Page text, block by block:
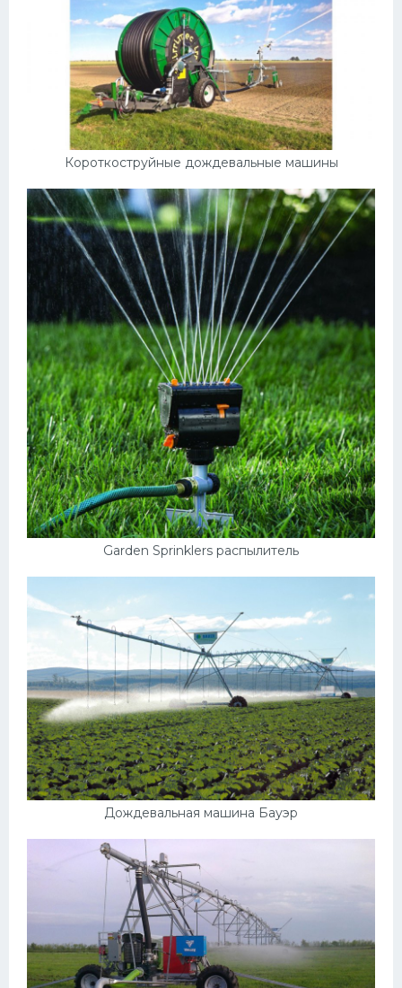
Короткоструйные дождевальные машины
Garden Sprinklers распылитель
Дождевальная машина Бауэр
Эмблемы
Спецтехника